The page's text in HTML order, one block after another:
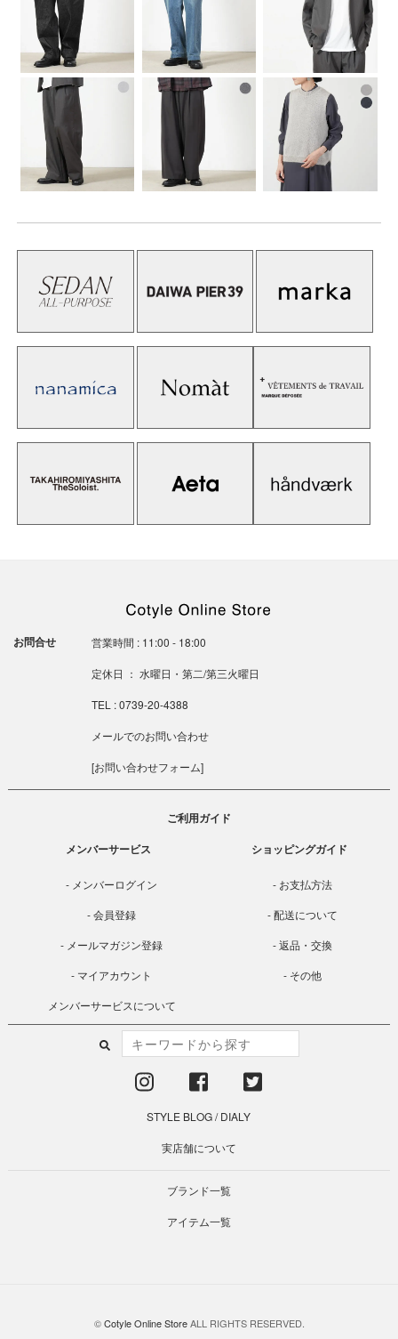
お問合せ 営業時間 : 11:00 - 18:00
定休日 ： 水曜日・第二/第三火曜日
TEL : 0739-20-4388
メールでのお問い合わせ
[お問い合わせフォーム]
ご利用ガイド
メンバーサービス
メンバーログイン
会員登録
メールマガジン登録
マイアカウント
メンバーサービスについて
ショッピングガイド
お支払方法
配送について
返品・交換
その他
STYLE BLOG/DIALY
実店舗について
ブランド一覧
アイテム一覧
©Cotyle Online StoreALL RIGHTS RESERVED.